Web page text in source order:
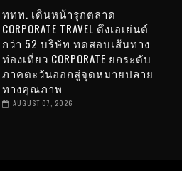
ททท. เดินหน้ารุกตลาด
CORPORATE TRAVEL ดึงเอเย่นต์
กว่า 52 บริษัท ทดสอบเส้นทาง
ท่องเที่ยว CORPORATE ยกระดับ
ภาคตะวันออกสู่จุดหมายปลาย
ทางคุณภาพ
AUGUST 07, 2026